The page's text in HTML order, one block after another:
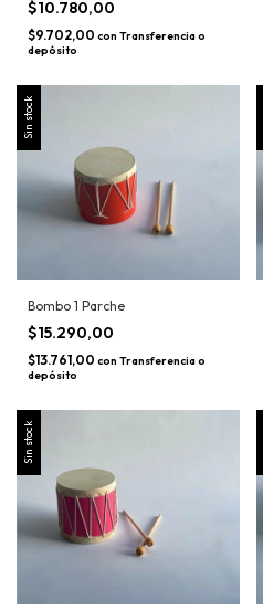
$10.780,00
$9.702,00 con Transferencia o
depósito
Sin stock
Bombo 1 Parche
$15.290,00
$13.761,00 con Transferencia o
depósito
Sin stock